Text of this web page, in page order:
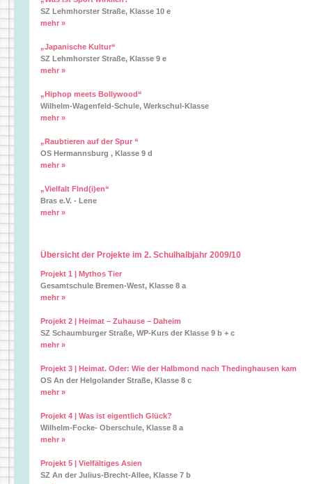
SZ Lehmhorster Straße, Klasse 10 e
mehr »
„Japanische Kultur“
SZ Lehmhorster Straße, Klasse 9 e
mehr »
„Hiphop meets Bollywood“
Wilhelm-Wagenfeld-Schule, Werkschul-Klasse
mehr »
„Raubtieren auf der Spur “
OS Hermannsburg , Klasse 9 d
mehr »
„Vielfalt FInd(i)en“
Bras e.V. - Lene
mehr »
Übersicht der Projekte im 2. Schulhalbjahr 2009/10
Projekt 1 | Mythos Tier
Gesamtschule Bremen-West, Klasse 8 a
mehr »
Projekt 2 | Heimat – Zuhause – Daheim
SZ Schaumburger Straße, WP-Kurs der Klasse 9 b + c
mehr »
Projekt 3 | Heimat. Oder: Wie der Halbmond nach Thedinghausen kam
OS An der Helgolander Straße, Klasse 8 c
mehr »
Projekt 4 | Was ist eigentlich Glück?
Wilhelm-Focke- Oberschule, Klasse 8 a
mehr »
Projekt 5 | Vielfältiges Asien
SZ An der Julius-Brecht-Allee, Klasse 7 b